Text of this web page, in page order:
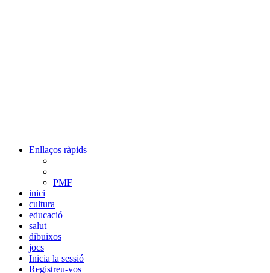
Enllaços ràpids
PMF
inici
cultura
educació
salut
dibuixos
jocs
Inicia la sessió
Registreu-vos